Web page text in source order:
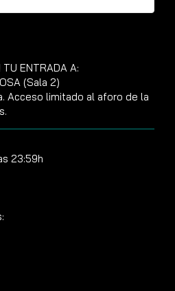
TU ENTRADA A:
(Sala 2)
Acceso limitado al aforo de la
23:59h